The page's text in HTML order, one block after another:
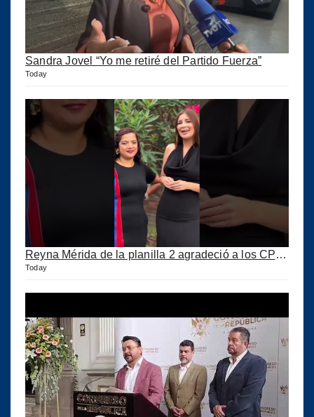
Sandra Jovel “Yo me retiré del Partido Fuerza”
Today
Reyna Mérida de la planilla 2 agradeció a los CPA por su confianza
Today